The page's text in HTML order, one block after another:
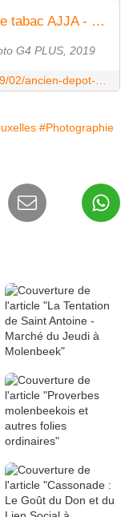
Ancien dépôt de la Manufacture de tabac AJJA - Last Night in Orient
G4 PLUS, 2019
#Photographie